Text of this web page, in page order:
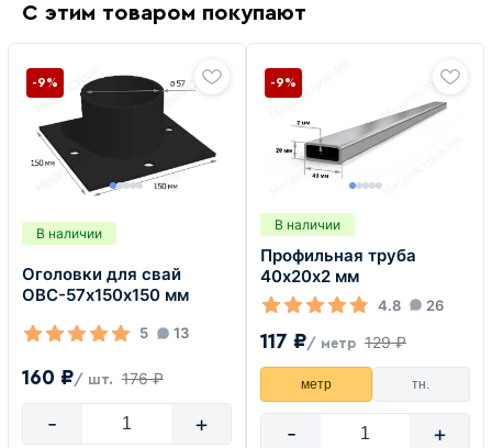
С этим товаром покупают
В наличии
Оголовки для свай
ОВС-57х150х150 мм
5 13
160 ₽/ шт. 176 ₽
-9%
- +
В наличии
Профильная труба
40х20х2 мм
4.8 26
117 ₽/ метр 129 ₽
-9%
метр тн.
- +